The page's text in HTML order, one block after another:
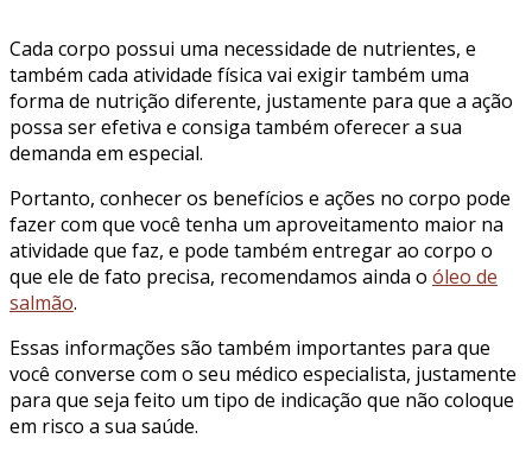
Cada corpo possui uma necessidade de nutrientes, e
também cada atividade física vai exigir também uma
forma de nutrição diferente, justamente para que a ação
possa ser efetiva e consiga também oferecer a sua
demanda em especial.
Portanto, conhecer os benefícios e ações no corpo pode
fazer com que você tenha um aproveitamento maior na
atividade que faz, e pode também entregar ao corpo o
que ele de fato precisa, recomendamos ainda o óleo de
salmão.
Essas informações são também importantes para que
você converse com o seu médico especialista, justamente
para que seja feito um tipo de indicação que não coloque
em risco a sua saúde.